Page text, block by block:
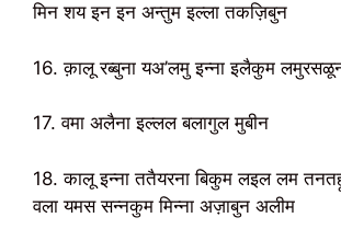
मिन शय इन इन अन्तुम इल्ला तकज़िबुन
16. क़ालू रब्बुना यअ’लमु इन्ना इलैकुम
17. वमा अलैना इल्लल बलागुल मुबीन
18. कालू इन्ना ततैयरना बिकुम लइल लम
वला यमस सन्नकुम मिन्ना अज़ाबुन अलीम